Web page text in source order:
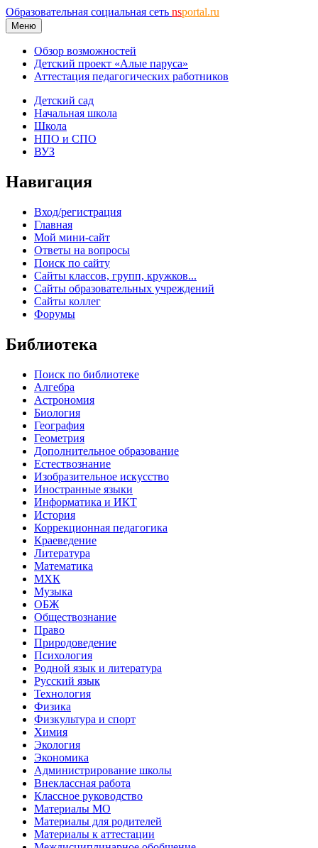
Образовательная социальная сеть nsportal.ru
Меню
Обзор возможностей
Детский проект «Алые паруса»
Аттестация педагогических работников
Детский сад
Начальная школа
Школа
НПО и СПО
ВУЗ
Навигация
Вход/регистрация
Главная
Мой мини-сайт
Ответы на вопросы
Поиск по сайту
Сайты классов, групп, кружков...
Сайты образовательных учреждений
Сайты коллег
Форумы
Библиотека
Поиск по библиотеке
Алгебра
Астрономия
Биология
География
Геометрия
Дополнительное образование
Естествознание
Изобразительное искусство
Иностранные языки
Информатика и ИКТ
История
Коррекционная педагогика
Краеведение
Литература
Математика
МХК
Музыка
ОБЖ
Обществознание
Право
Природоведение
Психология
Родной язык и литература
Русский язык
Технология
Физика
Физкультура и спорт
Химия
Экология
Экономика
Администрирование школы
Внеклассная работа
Классное руководство
Материалы МО
Материалы для родителей
Материалы к аттестации